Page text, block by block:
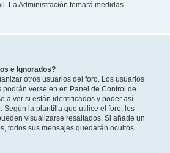
La Administración tomará medidas.
e Ignorados?
otros usuarios del foro. Los usuarios
verse en en Panel de Control de
a ver si están identificados y poder así
Según la plantilla que utilice el foro, los
visualizarse resaltados. Si añade un
todos sus mensajes quedarán ocultos.